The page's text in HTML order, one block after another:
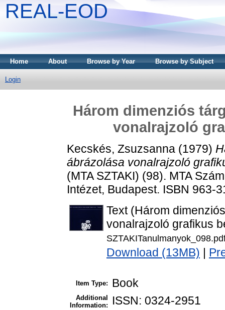
REAL-EOD
Home About Browse by Year Browse by Subject
Login
Három dimenziós
vonalrajzoló
Kecskés, Zsuzsanna (1979)
ábrázolása vonalrajzoló
(MTA SZTAKI) (98). MTA
Intézet, Budapest. ISBN 963-
Text (Három
vonalrajzoló grafikus
Download (13MB)
Item Type: Book
Additional
Information:
ISSN: 0324-2951